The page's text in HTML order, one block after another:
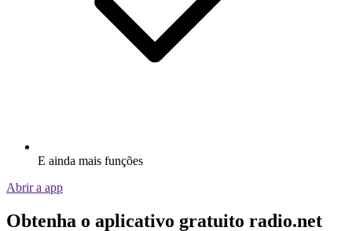
E ainda mais funções
Abrir a app
Obtenha o aplicativo gratuito radio.net